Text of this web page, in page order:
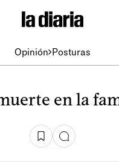
Opinión Posturas
en la